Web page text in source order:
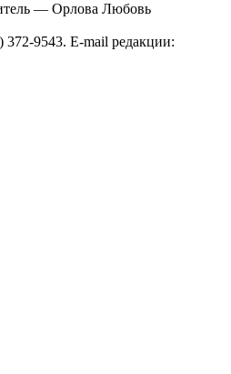
— Орлова Любовь
9543. E-mail редакции: